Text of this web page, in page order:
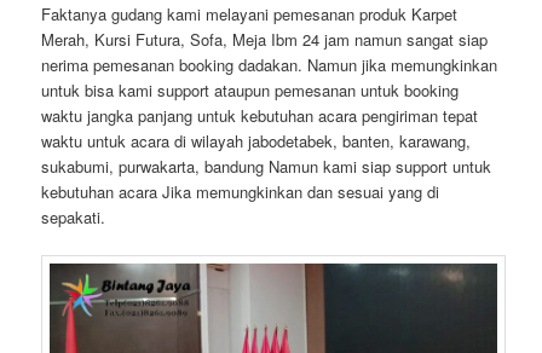
Faktanya gudang kami melayani pemesanan produk Karpet
Merah, Kursi Futura, Sofa, Meja Ibm 24 jam namun sangat siap
nerima pemesanan booking dadakan. Namun jika memungkinkan
untuk bisa kami support ataupun pemesanan untuk booking
waktu jangka panjang untuk kebutuhan acara pengiriman tepat
waktu untuk acara di wilayah jabodetabek, banten, karawang,
sukabumi, purwakarta, bandung Namun kami siap support untuk
kebutuhan acara Jika memungkinkan dan sesuai yang di
sepakati.